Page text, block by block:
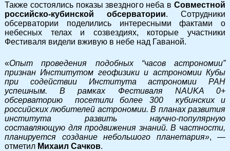
Также состоялись показы звездного неба в Совместной
российско-кубинской обсерватории. Сотрудники
обсерватории поделились интересными фактами о
небесных телах и созвездиях, которые участники
Фестиваля видели вживую в небе над Гаваной.
«Опыт проведения подобных “часов астрономии”
признан Институтом геофизики и астрономии Кубы
при содействии Института астрономии РАН
успешным. В рамках Фестиваля NAUKA 0+
обсерваторию посетили более 300 кубинских и
российских любителей астрономии. В планах развития
института развить научно-популярную
составляющую для продвижения знаний. В частности,
планируется создание небольшого планетария», —
отметил Михаил Сачков.